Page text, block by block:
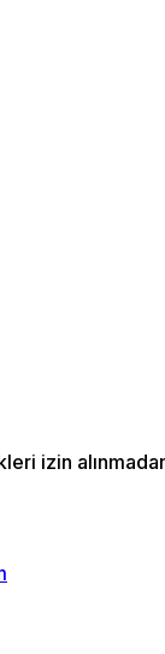
izin